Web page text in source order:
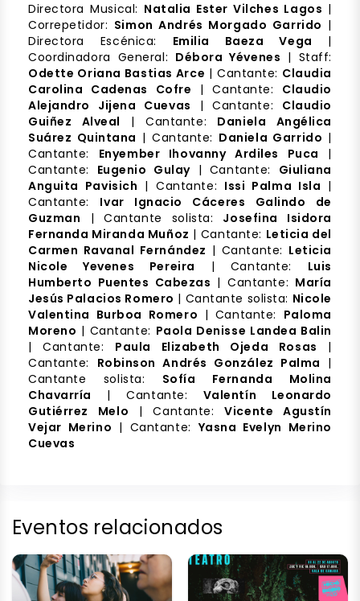
Directora Musical: Natalia Ester Vilches Lagos |
Correpetidor: Simon Andrés Morgado Garrido |
Directora Escénica: Emilia Baeza Vega |
Coordinadora General: Débora Yévenes | Staff:
Odette Oriana Bastias Arce | Cantante: Claudia
Carolina Cadenas Cofre | Cantante: Claudio
Alejandro Jijena Cuevas | Cantante: Claudio
Guiñez Alveal | Cantante: Daniela Angélica
Suárez Quintana | Cantante: Daniela Garrido |
Cantante: Enyember Ihovanny Ardiles Puca |
Cantante: Eugenio Gulay | Cantante: Giuliana
Anguita Pavisich | Cantante: Issi Palma Isla |
Cantante: Ivar Ignacio Cáceres Galindo de
Guzman | Cantante solista: Josefina Isidora
Fernanda Miranda Muñoz | Cantante: Leticia del
Carmen Ravanal Fernández | Cantante: Leticia
Nicole Yevenes Pereira | Cantante: Luis
Humberto Puentes Cabezas | Cantante: María
Jesús Palacios Romero | Cantante solista: Nicole
Valentina Burboa Romero | Cantante: Paloma
Moreno | Cantante: Paola Denisse Landea Balin
| Cantante: Paula Elizabeth Ojeda Rosas |
Cantante: Robinson Andrés González Palma |
Cantante solista: Sofía Fernanda Molina
Chavarría
| Cantante: Valentín Leonardo
Gutiérrez Melo | Cantante:Vicente Agustín
Vejar Merino | Cantante:Yasna Evelyn Merino
Cuevas
Eventos relacionados